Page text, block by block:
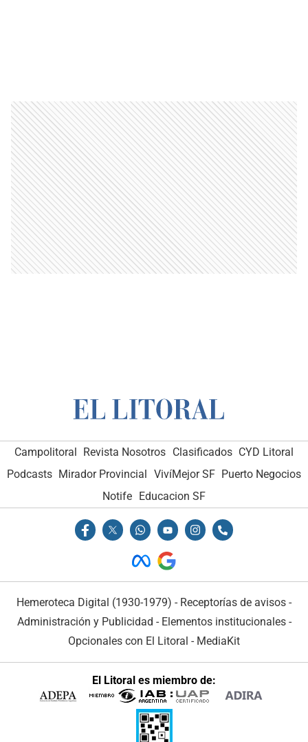
Campolitoral Revista Nosotros Clasificados CYD Litoral
Podcasts Mirador Provincial VivíMejor SF Puerto Negocios
Notife
Educacion SF
Hemeroteca Digital (1930-1979) - Receptorías de avisos -
Administración y Publicidad - Elementos institucionales-
Opcionales con El Litoral - MediaKit
El Litoral es miembro de: